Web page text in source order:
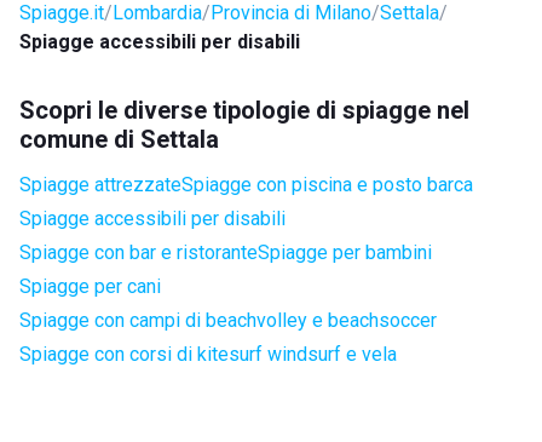
Spiagge.it Lombardia Provincia di Milano Settala
Spiagge accessibili per disabili
Scopri le diverse tipologie di spiagge nel
comune di Settala
Spiagge attrezzateSpiagge con piscina e posto barca
Spiagge accessibili per disabili
Spiagge con bar e ristoranteSpiagge per bambini
Spiagge per cani
Spiagge con campi di beachvolley e beachsoccer
Spiagge con corsi di kitesurf windsurf e vela